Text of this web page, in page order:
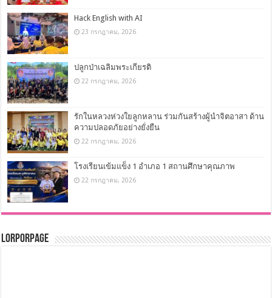
Hack English with AI
23 กรกฎาคม, 2026
ปลูกป่าเฉลิมพระเกียรติ
22 กรกฎาคม, 2026
รักในหลวงห่วงใยลูกหลาน ร่วมกันสร้างผู้นำจิตอาสา ด้าน
ความปลอดภัยอย่างยั่งยืน
22 กรกฎาคม, 2026
โรงเรียนเข้มแข็ง 1 อำเภอ 1 สถานศึกษาคุณภาพ
22 กรกฎาคม, 2026
LorPorPage